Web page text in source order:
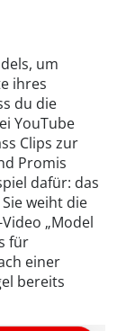
um
ihres
du die
YouTube
Clips zur
Promis
dafür: das
weiht die
„Model
für
einer
bereits